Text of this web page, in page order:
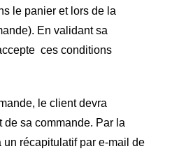
le panier et lors de la
En validant sa
ces conditions
le client devra
de sa commande. Par la
récapitulatif par e-mail de